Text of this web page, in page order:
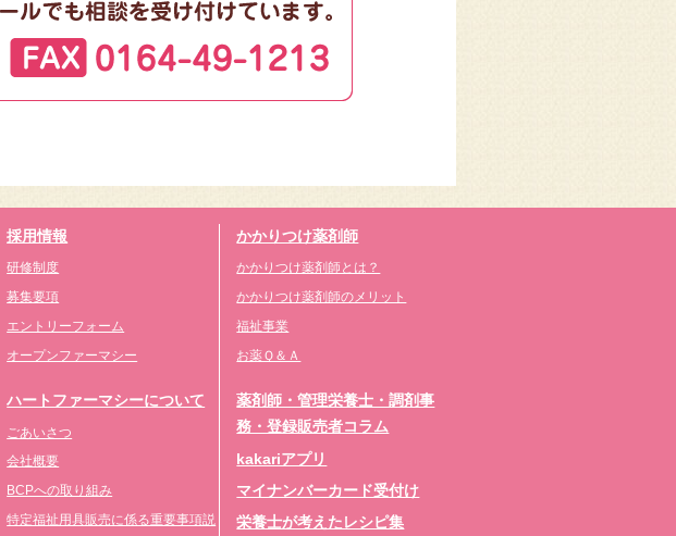
採用情報
研修制度
募集要項
エントリーフォーム
オープンファーマシー
ハートファーマシーについて
ごあいさつ
会社概要
BCPへの取り組み
特定福祉用具販売に係る重要事項説
かかりつけ薬剤師
かかりつけ薬剤師とは？
かかりつけ薬剤師のメリット
福祉事業
お薬Ｑ＆Ａ
薬剤師・管理栄養士・調剤事
務・登録販売者コラム
kakariアプリ
マイナンバーカード受付け
栄養士が考えたレシピ集